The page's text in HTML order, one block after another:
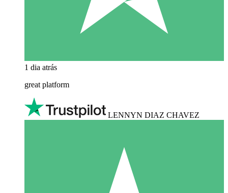
1 dia atrás
great platform
LENNYN DIAZ CHAVEZ